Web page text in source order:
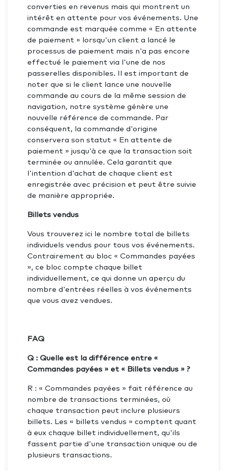
converties en revenus mais qui montrent un
intérêt en attente pour vos événements. Une
commande est marquée comme « En attente
de paiement » lorsqu'un client a lancé le
processus de paiement mais n'a pas encore
effectué le paiement via l'une de nos
passerelles disponibles. Il est important de
noter que si le client lance une nouvelle
commande au cours de la même session de
navigation, notre système génère une
nouvelle référence de commande. Par
conséquent, la commande d'origine
conservera son statut « En attente de
paiement » jusqu'à ce que la transaction soit
terminée ou annulée. Cela garantit que
l'intention d'achat de chaque client est
enregistrée avec précision et peut être suivie
de manière appropriée.
Billets vendus
Vous trouverez ici le nombre total de billets
individuels vendus pour tous vos événements.
Contrairement au bloc « Commandes payées
», ce bloc compte chaque billet
individuellement, ce qui donne un aperçu du
nombre d'entrées réelles à vos événements
que vous avez vendues.
FAQ
Q : Quelle est la différence entre «
Commandes payées » et « Billets vendus » ?
R : « Commandes payées » fait référence au
nombre de transactions terminées, où
chaque transaction peut inclure plusieurs
billets. Les « billets vendus » comptent quant
à eux chaque billet individuellement, qu'ils
fassent partie d'une transaction unique ou de
plusieurs transactions.